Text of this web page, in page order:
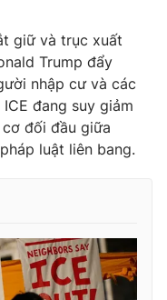
giữ và trục xuất
Trump đẩy
nhập cư và các
đang suy giảm
đối đầu giữa
luật liên bang.